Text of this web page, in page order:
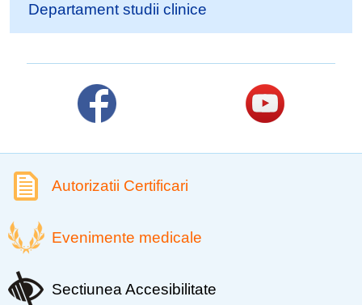
Departament studii clinice
Autorizatii Certificari
Evenimente medicale
Sectiunea Accesibilitate